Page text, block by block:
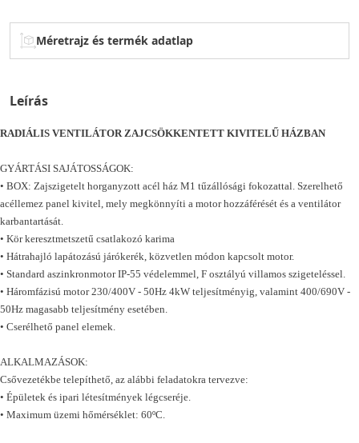
Méretrajz és termék adatlap
Leírás
RADIÁLIS VENTILÁTOR ZAJCSÖKKENTETT KIVITELŰ HÁZBAN
GYÁRTÁSI SAJÁTOSSÁGOK:
• BOX: Zajszigetelt horganyzott acél ház M1 tűzállósági fokozattal. Szerelhető
acéllemez panel kivitel, mely megkönnyíti a motor hozzáférését és a ventilátor
karbantartását.
• Kör keresztmetszetű csatlakozó karima
• Hátrahajló lapátozású járókerék, közvetlen módon kapcsolt motor.
• Standard aszinkronmotor IP-55 védelemmel, F osztályú villamos szigeteléssel.
• Háromfázisú motor 230/400V - 50Hz 4kW teljesítményig, valamint 400/690V -
50Hz magasabb teljesítmény esetében.
• Cserélhető panel elemek.
ALKALMAZÁSOK:
Csővezetékbe telepíthető, az alábbi feladatokra tervezve:
• Épületek és ipari létesítmények légcseréje.
• Maximum üzemi hőmérséklet: 60ºC.